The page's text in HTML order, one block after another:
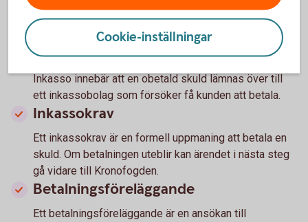
skulden och kan innehålla en påminnelseavgift enligt
gällande regler.
Inkasso
Inkasso innebär att en obetald skuld lämnas över till
ett inkassobolag som försöker få kunden att betala.
Inkassokrav
Ett inkassokrav är en formell uppmaning att betala en
skuld. Om betalningen uteblir kan ärendet i nästa steg
gå vidare till Kronofogden.
Betalningsföreläggande
Ett betalningsföreläggande är en ansökan till
Cookie-inställningar